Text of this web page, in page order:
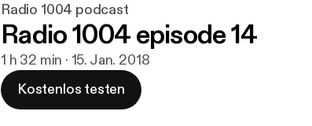
Radio 1004 podcast
Radio 1004 episode 14
1 h 32 min · 15. Jan. 2018
Kostenlos testen